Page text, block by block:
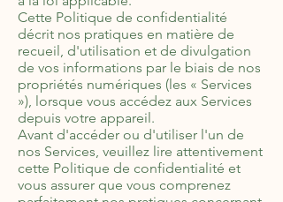
Cette Politique de confidentialité
décrit nos pratiques en matière de
recueil, d'utilisation et de divulgation
de vos informations par le biais de nos
propriétés numériques (les « Services
»), lorsque vous accédez aux Services
depuis votre appareil.
Avant d'accéder ou d'utiliser l'un de
nos Services, veuillez lire attentivement
cette Politique de confidentialité et
vous assurer que vous comprenez